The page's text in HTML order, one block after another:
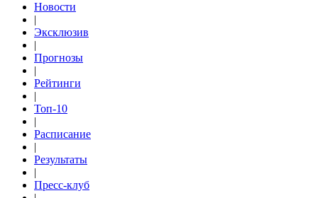
Новости
|
Эксклюзив
|
Прогнозы
|
Рейтинги
|
Топ-10
|
Расписание
|
Результаты
|
Пресс-клуб